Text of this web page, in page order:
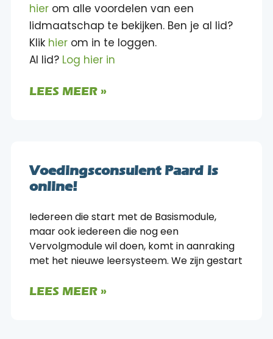
hierom alle voordelen van een
lidmaatschap te bekijken. Ben je al lid?
Klik hierom in te loggen.
Al lid? Log hier in
LEES MEER »
Voedingsconsulent Paard is
online!
Iedereen die start met de Basismodule,
maar ook iedereen die nog een
Vervolgmodule wil doen, komt in aanraking
met het nieuwe leersysteem. We zijn gestart
LEES MEER »